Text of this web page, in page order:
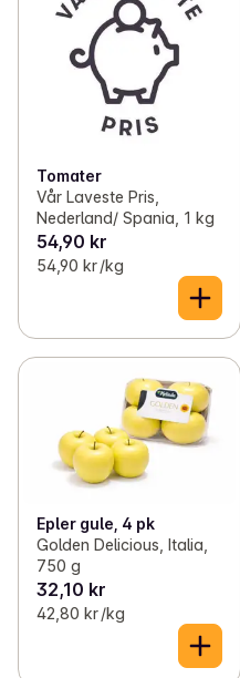
Tomater
Vår Laveste Pris,
Nederland/ Spania, 1 kg
54,90 kr
54,90 kr /kg
Epler gule, 4 pk
Golden Delicious, Italia,
750 g
32,10 kr
42,80 kr /kg